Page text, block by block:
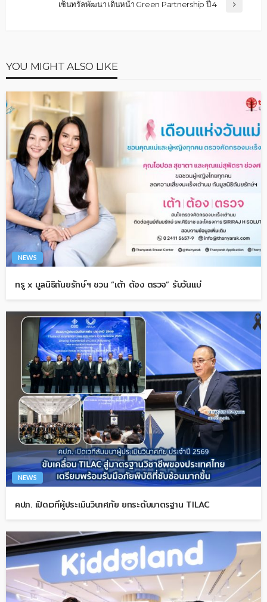
เซ็นทรัลพัฒนา เดินหน้า Green Partnership ปี 4
YOU MIGHT ALSO LIKE
NEWS
ทรู x มูลนิธิถันยรักษ์ฯ ชวน “เต้า ต้อง ตรวจ” รับวันแม่
NEWS
คปภ. เปิดเวทีผู้ประเมินวินาศภัย ยกระดับมาตรฐาน TILAC